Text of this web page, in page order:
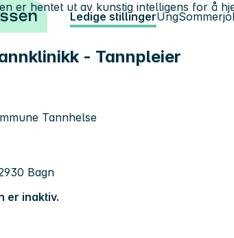
Ledige stillingerUng
- Tannpleier
Tannhelse
Bagn
er inaktiv.
er hentet ut av kunstig intelligens for å